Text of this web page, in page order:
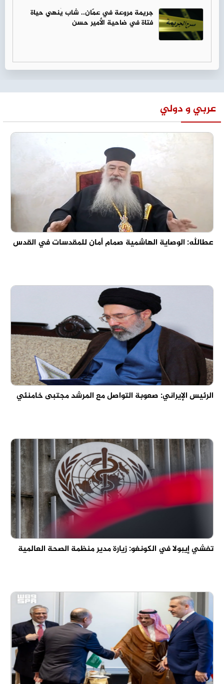
جريمة مروعة في عمّان.. شاب يُنهي حياة
فتاة في ضاحية الأمير حسن
عربي و دولي
عطالله: الوصاية الهاشمية صمام أمان للمقدسات في القدس
الرئيس الإيراني: صعوبة التواصل مع المرشد مجتبى خامنئي
تفشي إيبولا في الكونغو: زيارة مدير منظمة الصحة العالمية